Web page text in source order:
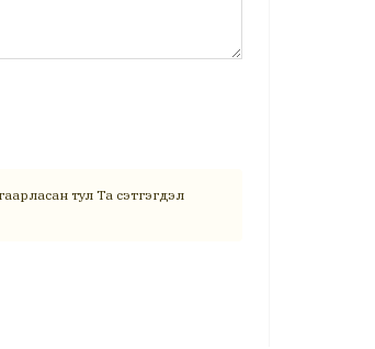
тул Та сэтгэгдэл